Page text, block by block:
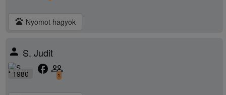
pets Nyomot hagyok
person S. Judit
* 1980 facebook people_outline
1